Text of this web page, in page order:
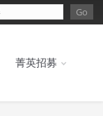
菁英招募